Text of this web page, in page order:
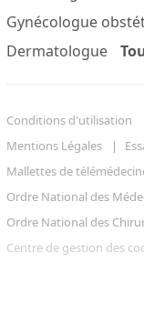
Gynécologue
Dermatologue
Conditions d'utilisation
Mentions Légales
Mallettes de
Ordre National des
Ordre National des
Centre de gestion des